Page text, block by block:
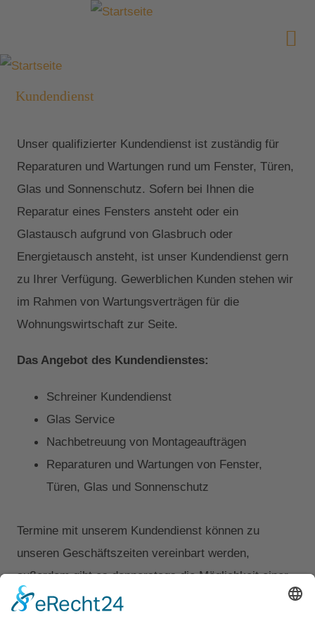
Kundendienst
Unser qualifizierter Kundendienst ist zuständig für
Reparaturen und Wartungen rund um Fenster, Türen,
Glas und Sonnenschutz. Sofern bei Ihnen die
Reparatur eines Fensters ansteht oder ein
Glastausch aufgrund von Glasbruch oder
Energietausch ansteht, ist unser Kundendienst gern
zu Ihrer Verfügung. Gewerblichen Kunden stehen wir
im Rahmen von Wartungsverträgen für die
Wohnungswirtschaft zur Seite.
Das Angebot des Kundendienstes:
Schreiner Kundendienst
Glas Service
Nachbetreuung von Montageaufträgen
Reparaturen und Wartungen von Fenster,
Türen, Glas und Sonnenschutz
Termine mit unserem Kundendienst können zu
unseren Geschäftszeiten vereinbart werden,
außerdem gibt es donnerstags die Möglichkeit einer
Abendterminierung bis 18:00 Uhr sowie Freitags eine